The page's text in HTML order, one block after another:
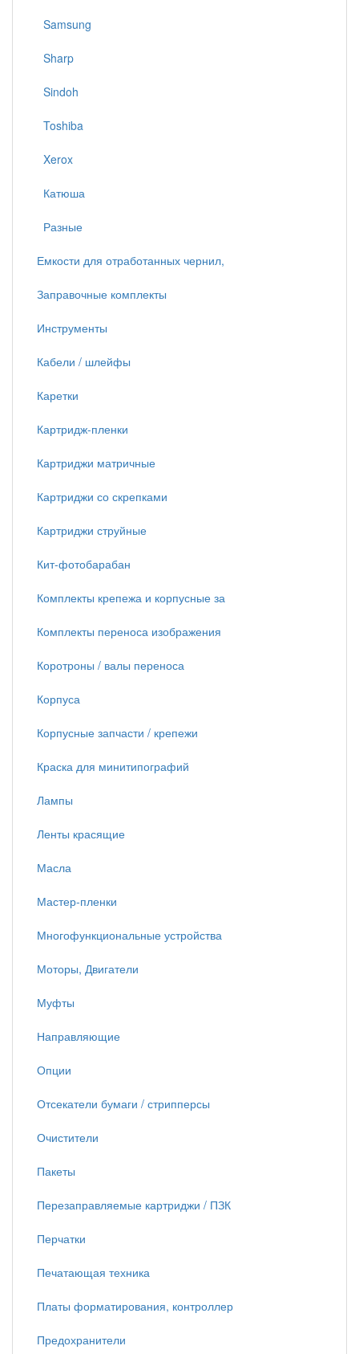
Samsung
Sharp
Sindoh
Toshiba
Xerox
Катюша
Разные
Емкости для отработанных чернил,
Заправочные комплекты
Инструменты
Кабели / шлейфы
Каретки
Картридж-пленки
Картриджи матричные
Картриджи со скрепками
Картриджи струйные
Кит-фотобарабан
Комплекты крепежа и корпусные за
Комплекты переноса изображения
Коротроны / валы переноса
Корпуса
Корпусные запчасти / крепежи
Краска для минитипографий
Лампы
Ленты красящие
Масла
Мастер-пленки
Многофункциональные устройства
Моторы, Двигатели
Муфты
Направляющие
Опции
Отсекатели бумаги / стрипперсы
Очистители
Пакеты
Перезаправляемые картриджи / ПЗК
Перчатки
Печатающая техника
Платы форматирования, контроллер
Предохранители